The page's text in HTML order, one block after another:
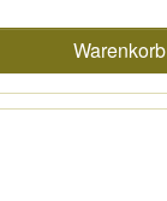
Warenkorb